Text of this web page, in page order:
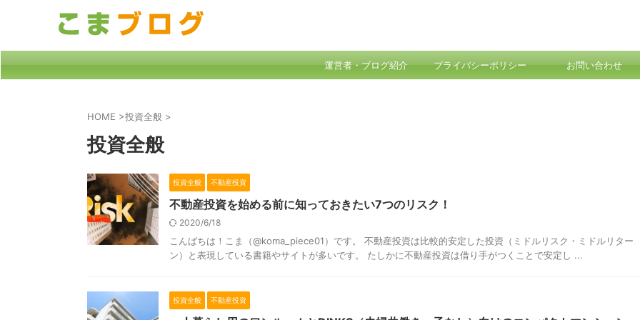
運営者・ブログ紹介 プライバシーポリシー お問い合わせ
HOME >投資全般 >
投資全般
投資全般 不動産投資
不動産投資を始める前に知っておきたい7つのリスク！
2020/6/18
こんばちは！こま（@koma_piece01）です。 不動産投資は比較的安定した投資（ミドルリスク・ミドルリター
ン）と表現している書籍やサイトが多いです。 たしかに不動産投資は借り手がつくことで安定し ...
投資全般 不動産投資